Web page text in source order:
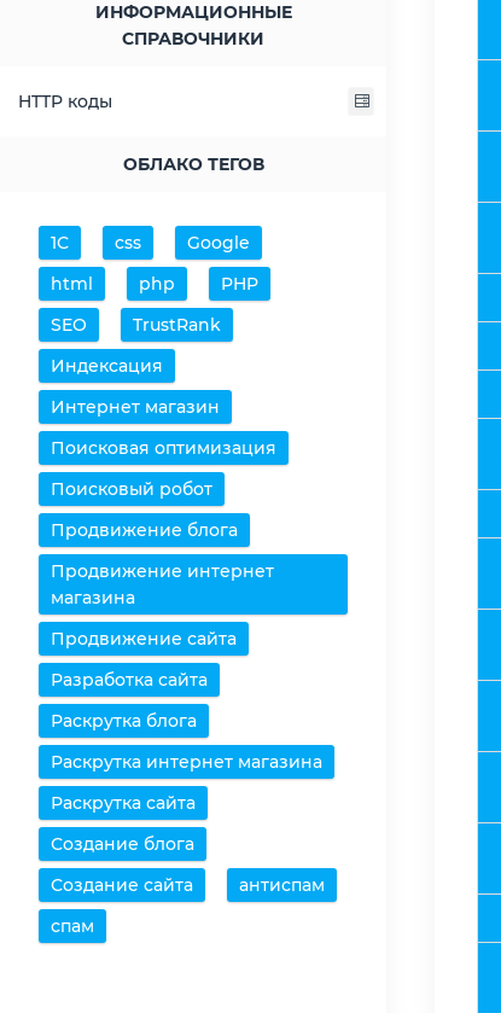
ИНФОРМАЦИОННЫЕ
СПРАВОЧНИКИ
HTTP коды
ОБЛАКО ТЕГОВ
1С css
Google
html
php
PHP
SEO
TrustRank
Индексация
Интернет магазин
Поисковая оптимизация
Поисковый робот
Продвижение блога
Продвижение интернет
магазина
Продвижение сайта
Разработка сайта
Раскрутка блога
Раскрутка интернет магазина
Раскрутка сайта
Создание блога
Создание сайта
антиспам
спам